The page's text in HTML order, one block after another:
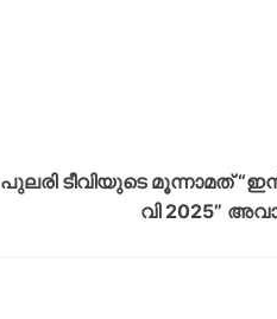
പുലരി ടീവിയുടെ മൂന്നാമത്
വി 2025”